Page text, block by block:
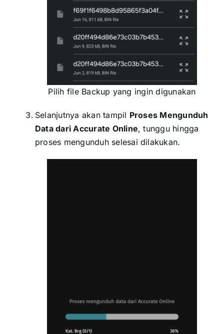
Pilih file Backup yang ingin digunakan
Selanjutnya akan tampil Proses Mengunduh
Data dari Accurate Online, tunggu hingga
proses mengunduh selesai dilakukan.